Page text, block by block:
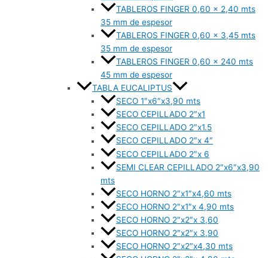
TABLEROS FINGER 0,60 x 2,40 mts
35 mm de espesor
TABLEROS FINGER 0,60 x 3,45 mts
35 mm de espesor
TABLEROS FINGER 0,60 x 240 mts
45 mm de espesor
TABLA EUCALIPTUS
SECO 1″x6″x3,90 mts
SECO CEPILLADO 2″x1
SECO CEPILLADO 2″x1.5
SECO CEPILLADO 2″x 4″
SECO CEPILLADO 2″x 6
SEMI CLEAR CEPILLADO 2″x6″x3,90
mts
SECO HORNO 2″x1″x4,60 mts
SECO HORNO 2″x1″x 4,90 mts
SECO HORNO 2″x2″x 3,60
SECO HORNO 2″x2″x 3,90
SECO HORNO 2″x2″x4,30 mts